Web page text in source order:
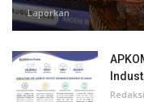
Laporkan
Redaksi